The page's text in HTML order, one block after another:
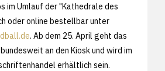
im Umlauf der "Kathedrale des
oder online bestellbar unter
. Ab dem 25. April geht das
an den Kiosk und wird im
erhältlich sein.